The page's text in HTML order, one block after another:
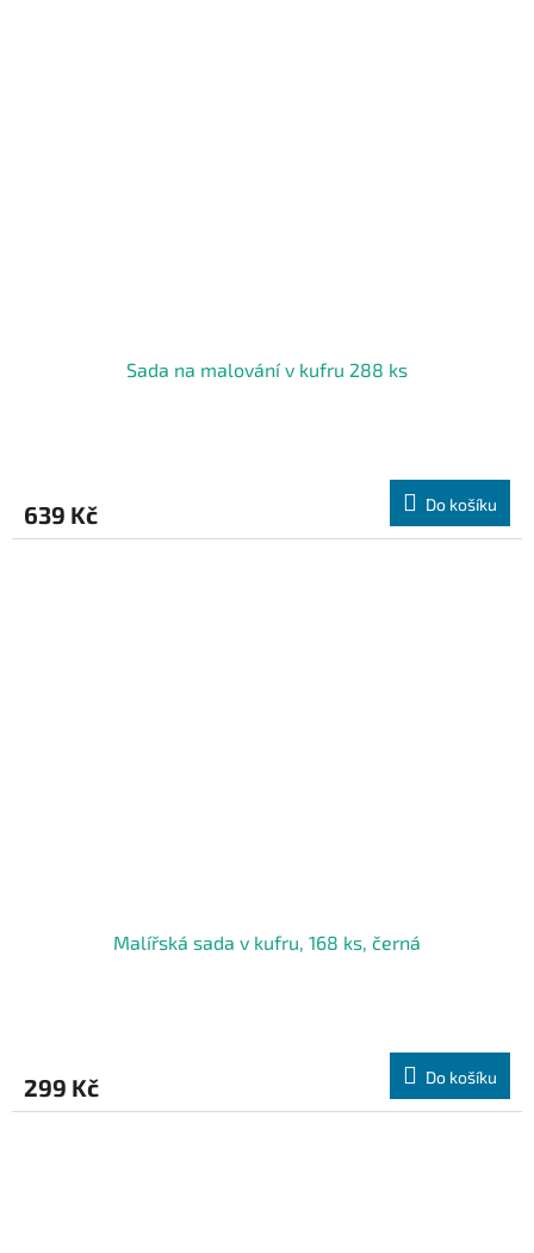
Sada na malování v kufru 288 ks
639 Kč Do košíku
Malířská sada v kufru, 168 ks, černá
299 Kč Do košíku